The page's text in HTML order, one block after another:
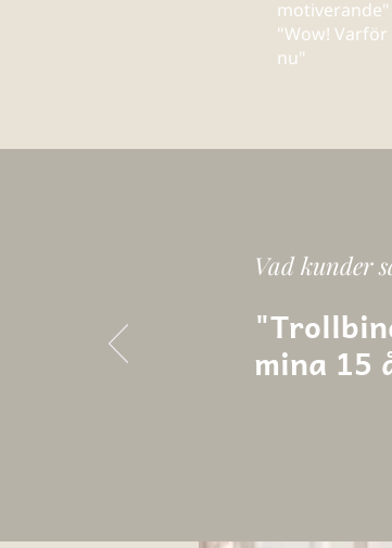
motiverande"
"Wow!
nu"
Vad kunder
mina 15